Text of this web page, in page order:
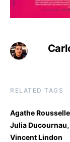
RELATED TAGS
Agathe Rousselle
Julia Ducournau,
Vincent Lindon